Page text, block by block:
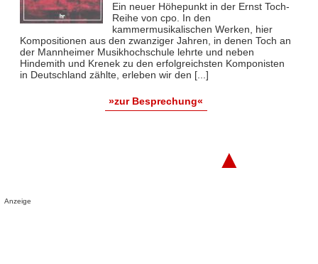
Ein neuer Höhepunkt in der Ernst Toch-
Reihe von cpo. In den
kammermusikalischen Werken, hier
Kompositionen aus den zwanziger Jahren, in denen Toch an
der Mannheimer Musikhochschule lehrte und neben
Hindemith und Krenek zu den erfolgreichsten Komponisten
in Deutschland zählte, erleben wir den [...]
»zur Besprechung«
▲
Anzeige